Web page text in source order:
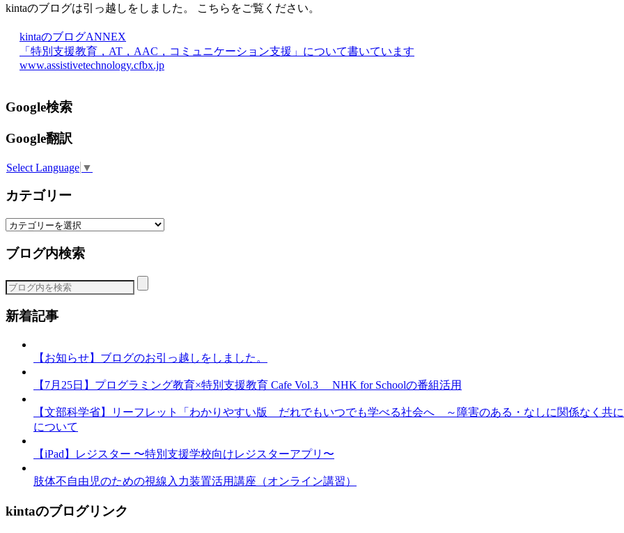
kintaのブログは引っ越しをしました。 こちらをご覧ください。
kintaのブログANNEX
「特別支援教育，AT，AAC，コミュニケーション支援」について書いています
www.assistivetechnology.cfbx.jp
Google検索
Google翻訳
Select Language ▼
カテゴリー
カ
ゴ
ー
ブログ内検索
新着記事
【お知らせ】ブログのお引っ越しをしました。
【7月25日】プログラミング教育×特別支援教育 Cafe Vol.3 NHK for Schoolの番組活用
【文部科学省】リーフレット「わかりやすい版 だれでもいつでも学べる社会へ ～障害のある・なしに関係なく共
について
【iPad】レジスター 〜特別支援学校向けレジスターアプリ〜
肢体不自由児のための視線入力装置活用講座（オンライン講習）
kintaのブログリンク